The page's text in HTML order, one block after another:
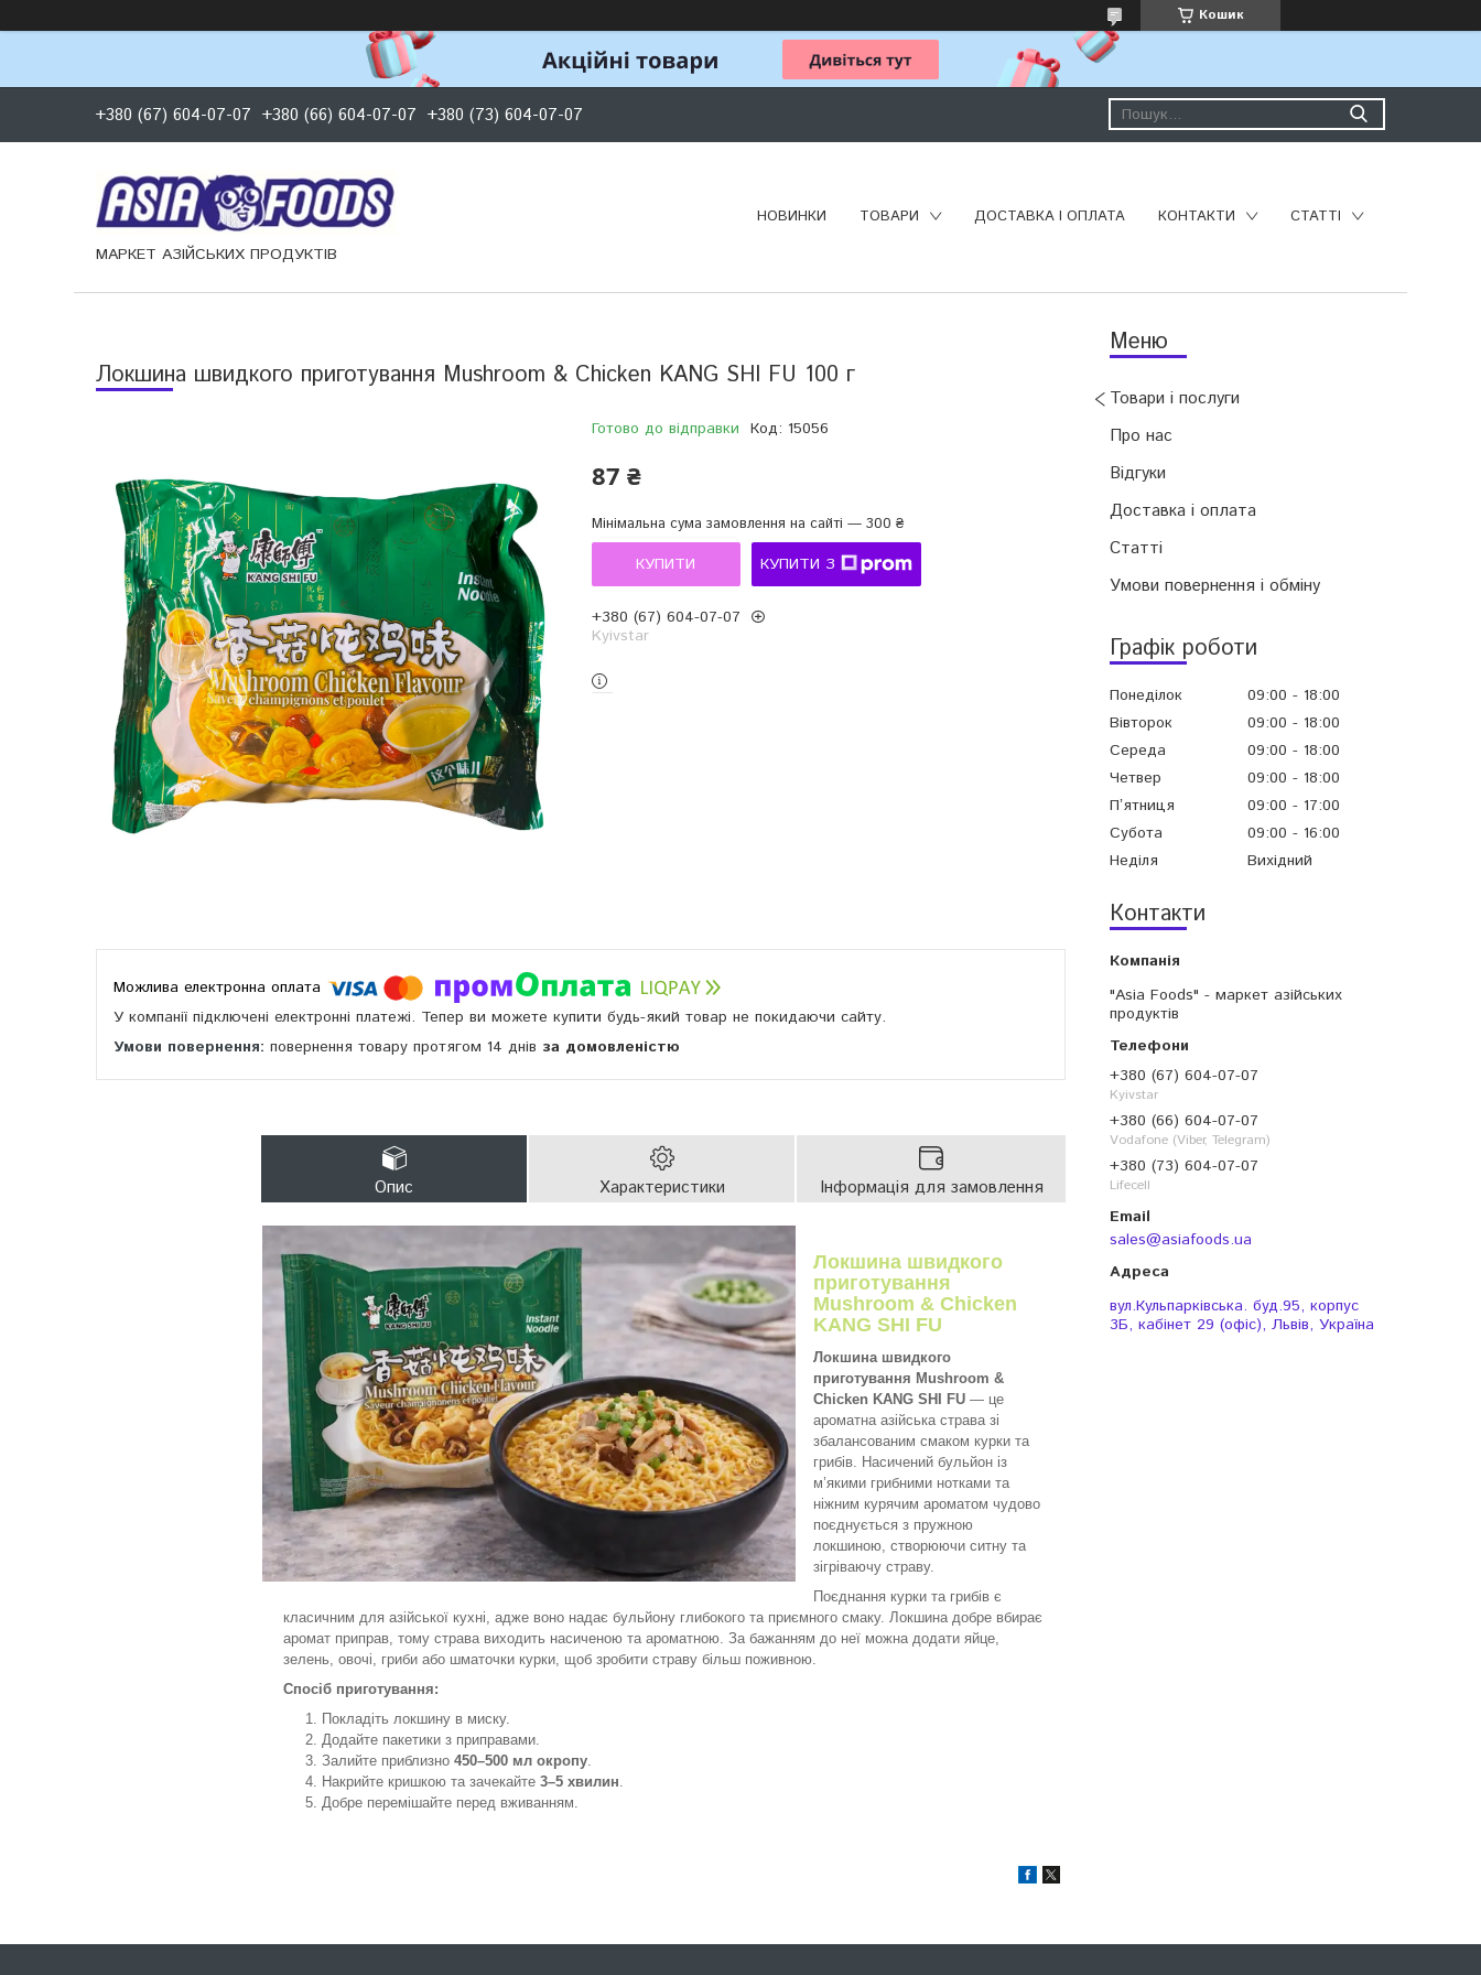
Кошик
+380 (67) 604-07-07 +380 (66) 604-07-07 +380 (73) 604-07-07
МАРКЕТ АЗІЙСЬКИХ ПРОДУКТІВ
НОВИНКИ ТОВАРИ ДОСТАВКА І ОПЛАТА КОНТАКТИ СТАТТІ
Товари і послуги
Про нас
Відгуки
Доставка і оплата
Статті
Умови повернення і обміну
Графік роботи
Понеділок 09:00
18:00
Вівторок
09:00
18:00
Середа
09:00
18:00
Четвер
09:00
18:00
Пʼятниця
09:00
17:00
Субота
09:00
16:00
Неділя
Вихідний
Контакти
"Asia Foods" - маркет азійських
продуктів
+380 (67) 604-07-07
Kyivstar
+380 (66) 604-07-07
Vodafone (Viber, Telegram)
+380 (73) 604-07-07
Lifecell
sales@asiafoods.ua
вул.Кульпарківська. буд.95, корпус
3Б, кабінет 29 (офіс), Львів, Україна
Локшина швидкого приготування Mushroom & Chicken KANG SHI FU 100 г
Готово до відправки Код: 15056
87 ₴
Мінімальна сума замовлення на сайті — 300 ₴
КУПИТИ КУПИТИ З
+380 (67) 604-07-07
Kyivstar
У компанії підключені електронні платежі. Тепер ви можете купити будь-який товар не покидаючи сайту.
повернення товару протягом 14 днів за домовленістю
Опис Характеристики Інформація для замовлення
Локшина швидкого
приготування
Mushroom & Chicken
KANG SHI FU
Локшина швидкого
приготування Mushroom &
Chicken KANG SHI FU— це
ароматна азійська страва зі
збалансованим смаком курки та
грибів. Насичений бульйон із
м’якими грибними нотками та
ніжним курячим ароматом чудово
поєднується з пружною
локшиною, створюючи ситну та
зігріваючу страву.
Поєднання курки та грибів є
класичним для азійської кухні, адже воно надає бульйону глибокого та приємного смаку. Локшина добре вбирає
аромат приправ, тому страва виходить насиченою та ароматною. За бажанням до неї можна додати яйце,
зелень, овочі, гриби або шматочки курки, щоб зробити страву більш поживною.
Спосіб приготування:
Покладіть локшину в миску.
Додайте пакетики з приправами.
Залийте приблизно 450–500 мл окропу.
Накрийте кришкою та зачекайте 3–5 хвилин.
Добре перемішайте перед вживанням.